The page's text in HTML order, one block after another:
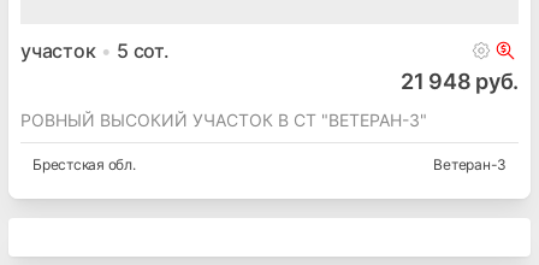
участок 5 сот.
21 948 руб.
РОВНЫЙ ВЫСОКИЙ УЧАСТОК В СТ "ВЕТЕРАН-3"
Брестская обл. Ветеран-3